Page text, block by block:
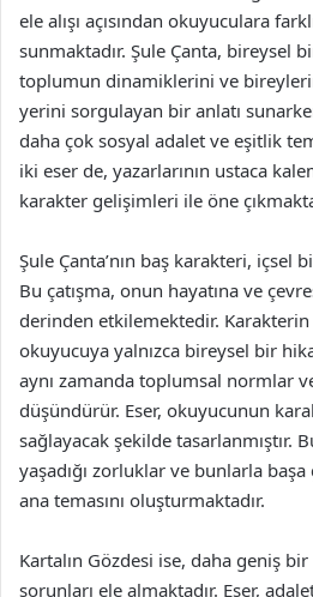
ele alışı açısından okuyuculara
sunmaktadır. Şule Çanta, bireysel
toplumun dinamiklerini ve
yerini sorgulayan bir anlatı
daha çok sosyal adalet ve eşitlik
iki eser de, yazarlarının ustaca
karakter gelişimleri ile öne
Şule Çanta’nın baş karakteri, içsel
Bu çatışma, onun hayatına ve
derinden etkilemektedir. Karakterin
okuyucuya yalnızca bireysel bir
aynı zamanda toplumsal normlar
düşündürür. Eser, okuyucunun
sağlayacak şekilde tasarlanmıştır.
yaşadığı zorluklar ve bunlarla
ana temasını oluşturmaktadır.
Kartalın Gözdesi ise, daha geniş
sorunları ele almaktadır. Eser,